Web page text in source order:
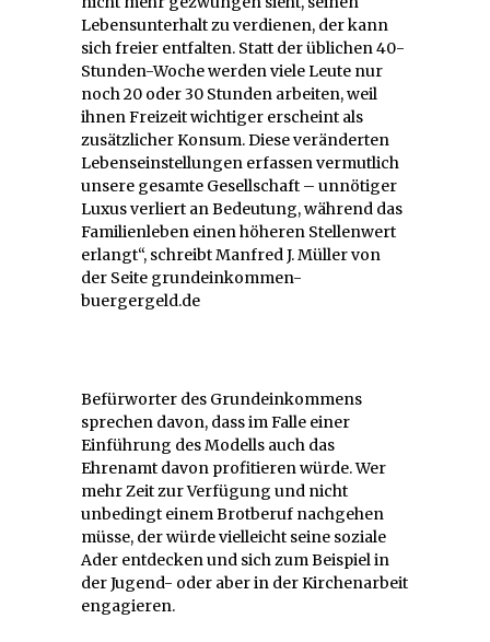
Lebensunterhalt zu verdienen, der kann
sich freier entfalten. Statt der üblichen 40-
Stunden-Woche werden viele Leute nur
noch 20 oder 30 Stunden arbeiten, weil
ihnen Freizeit wichtiger erscheint als
zusätzlicher Konsum. Diese veränderten
Lebenseinstellungen erfassen vermutlich
unsere gesamte Gesellschaft – unnötiger
Luxus verliert an Bedeutung, während das
Familienleben einen höheren Stellenwert
erlangt“, schreibt Manfred J. Müller von
der Seite grundeinkommen-
buergergeld.de
Befürworter des Grundeinkommens
sprechen davon, dass im Falle einer
Einführung des Modells auch das
Ehrenamt davon profitieren würde. Wer
mehr Zeit zur Verfügung und nicht
unbedingt einem Brotberuf nachgehen
müsse, der würde vielleicht seine soziale
Ader entdecken und sich zum Beispiel in
der Jugend- oder aber in der Kirchenarbeit
engagieren.